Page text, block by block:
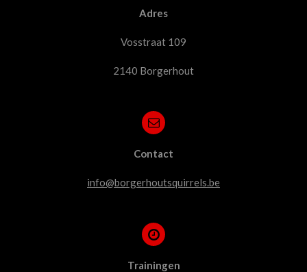
Adres
Vosstraat 109
2140 Borgerhout
Contact
info@borgerhoutsquirrels.be
Trainingen